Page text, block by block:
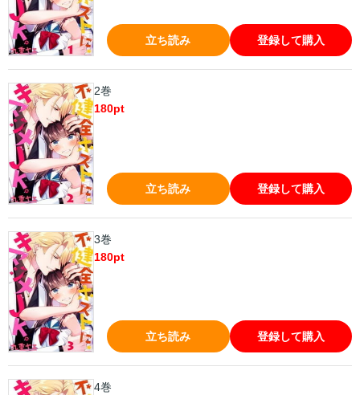
立ち読み 登録して購入
2巻
180pt
立ち読み 登録して購入
3巻
180pt
立ち読み 登録して購入
4巻